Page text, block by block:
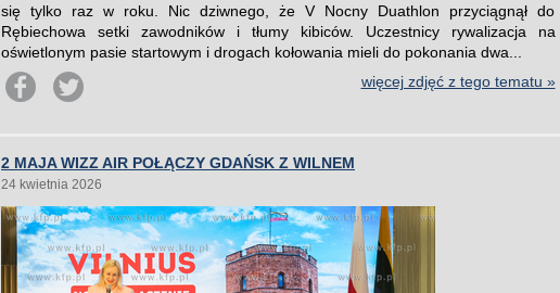
się tylko raz w roku. Nic dziwnego, że V Nocny Duathlon przyciągnął do
Rębiechowa setki zawodników i tłumy kibiców. Uczestnicy rywalizacja na
oświetlonym pasie startowym i drogach kołowania mieli do pokonania dwa...
więcej zdjęć z tego tematu »
2 MAJA WIZZ AIR POŁĄCZY GDAŃSK Z WILNEM
24 kwietnia 2026